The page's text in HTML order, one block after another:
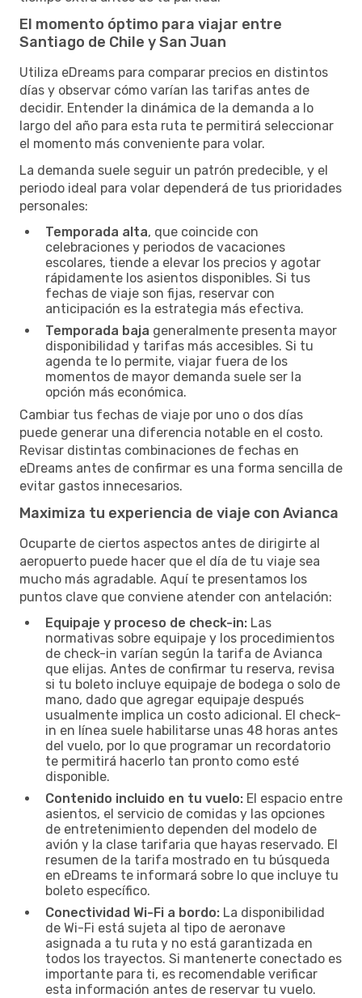
El momento óptimo para viajar entre
Santiago de Chile y San Juan
Utiliza eDreams para comparar precios en distintos
días y observar cómo varían las tarifas antes de
decidir. Entender la dinámica de la demanda a lo
largo del año para esta ruta te permitirá seleccionar
el momento más conveniente para volar.
La demanda suele seguir un patrón predecible, y el
periodo ideal para volar dependerá de tus prioridades
personales:
Temporada alta, que coincide con
celebraciones y periodos de vacaciones
escolares, tiende a elevar los precios y agotar
rápidamente los asientos disponibles. Si tus
fechas de viaje son fijas, reservar con
anticipación es la estrategia más efectiva.
Temporada baja generalmente presenta mayor
disponibilidad y tarifas más accesibles. Si tu
agenda te lo permite, viajar fuera de los
momentos de mayor demanda suele ser la
opción más económica.
Cambiar tus fechas de viaje por uno o dos días
puede generar una diferencia notable en el costo.
Revisar distintas combinaciones de fechas en
eDreams antes de confirmar es una forma sencilla de
evitar gastos innecesarios.
Maximiza tu experiencia de viaje con Avianca
Ocuparte de ciertos aspectos antes de dirigirte al
aeropuerto puede hacer que el día de tu viaje sea
mucho más agradable. Aquí te presentamos los
puntos clave que conviene atender con antelación:
Equipaje y proceso de check-in: Las
normativas sobre equipaje y los procedimientos
de check-in varían según la tarifa de Avianca
que elijas. Antes de confirmar tu reserva, revisa
si tu boleto incluye equipaje de bodega o solo de
mano, dado que agregar equipaje después
usualmente implica un costo adicional. El check-
in en línea suele habilitarse unas 48 horas antes
del vuelo, por lo que programar un recordatorio
te permitirá hacerlo tan pronto como esté
disponible.
Contenido incluido en tu vuelo: El espacio entre
asientos, el servicio de comidas y las opciones
de entretenimiento dependen del modelo de
avión y la clase tarifaria que hayas reservado. El
resumen de la tarifa mostrado en tu búsqueda
en eDreams te informará sobre lo que incluye tu
boleto específico.
Conectividad Wi-Fi a bordo: La disponibilidad
de Wi-Fi está sujeta al tipo de aeronave
asignada a tu ruta y no está garantizada en
todos los trayectos. Si mantenerte conectado es
importante para ti, es recomendable verificar
esta información antes de reservar tu vuelo.